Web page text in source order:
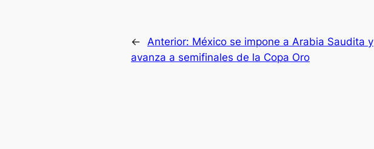
← Anterior: México se impone a Arabia Saudita y
avanza a semifinales de la Copa Oro